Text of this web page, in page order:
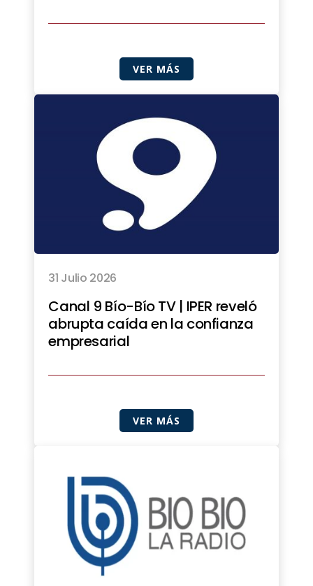
VER MÁS
31 Julio 2026
Canal 9 Bío-Bío TV | IPER reveló
abrupta caída en la confianza
empresarial
VER MÁS